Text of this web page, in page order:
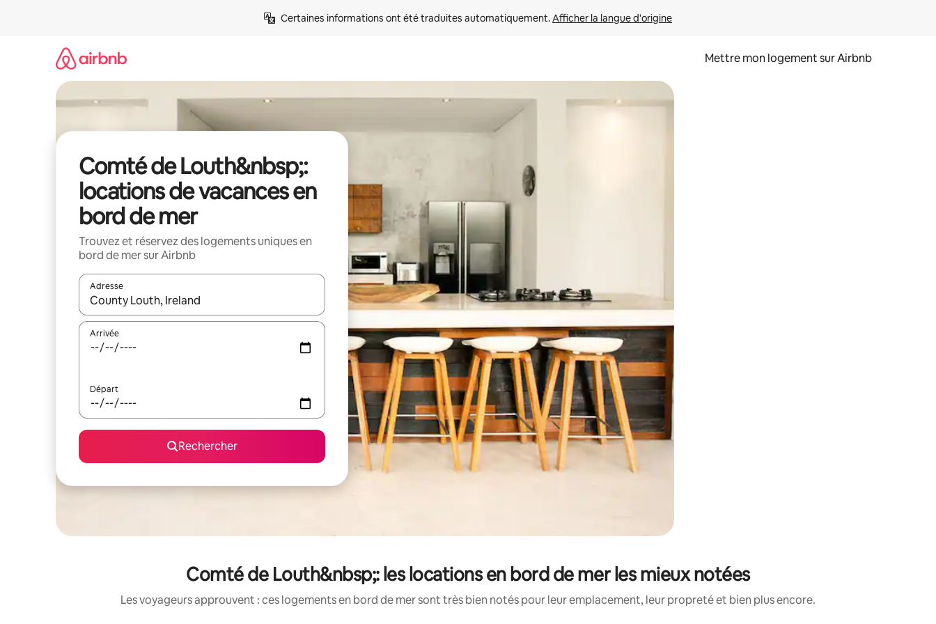
Certaines informations ont été traduites automatiquement. Afficher la langue d'origine
Mettre mon logement sur Airbnb
Comté de Louth&nbsp;:
locations de vacances en
bord de mer
Trouvez et réservez des logements uniques en
bord de mer sur Airbnb
Adresse
Lorsque les résultats s'affichent, utilisez les flèches vers le haut et vers le bas pour les parcourir ou en appuyant et en faisant glisser.
Arrivée
Départ
Rechercher
Comté de Louth&nbsp;: les locations en bord de mer les mieux notées
Les voyageurs approuvent : ces logements en bord de mer sont très bien notés pour leur emplacement, leur propreté et bien plus encore.